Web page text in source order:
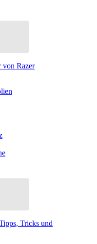
von Razer
Tricks und